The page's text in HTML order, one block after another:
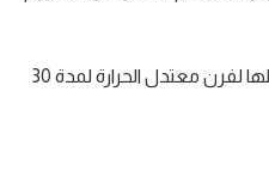
في نهاية الطهي نضيف الطون، نخلط جيدا، نملئ حبات القرع بالخليط، نضعها في صحن خاص بالفرن، وندخلها لفرن معتدل الحرارة لمدة 30